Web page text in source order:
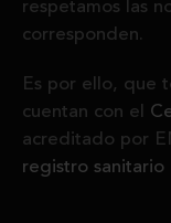
respetamos las
corresponden.
Es por ello, que
cuentan con el
acreditado por
registro sanitario